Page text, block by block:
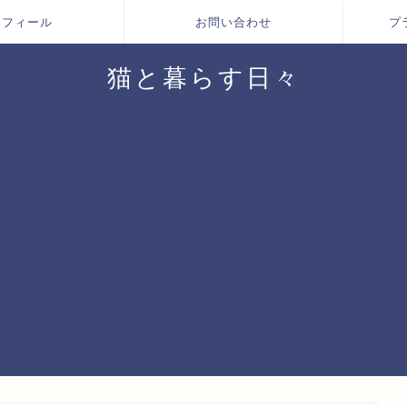
ィール お問い合わせ プ
猫と暮らす日々